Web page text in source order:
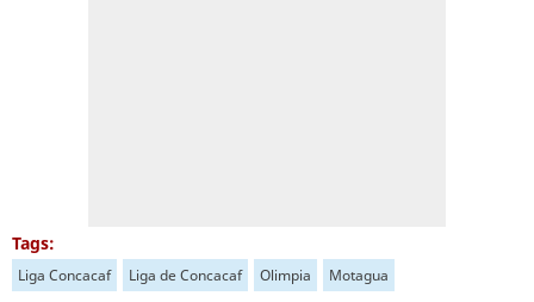
Tags:
Liga Concacaf Liga de Concacaf Olimpia Motagua